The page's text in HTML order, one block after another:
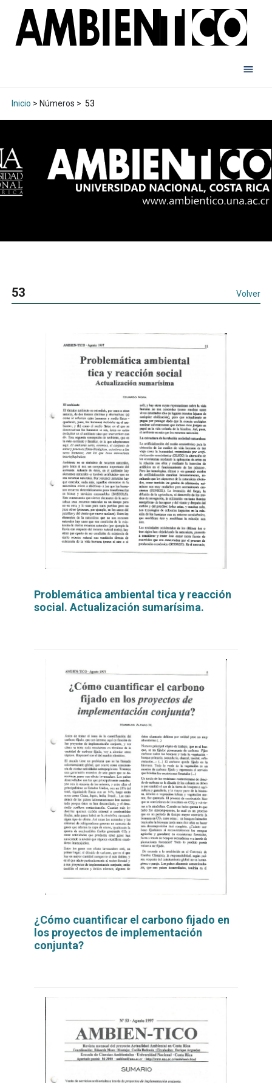
Inicio > Números > 53
53 Volver
Problemática ambiental tica y reacción
social. Actualización sumarísima.
¿Cómo cuantificar el carbono fijado en
los proyectos de implementación
conjunta?